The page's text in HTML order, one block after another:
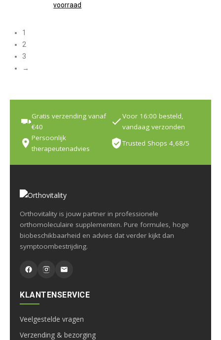
voorraad
1
2
3
→
Gratis verzending vanaf
€40
Voor 16:00 besteld,
vandaag verzonden
Persoonlijk
therapeutenadvies
Trusted Shops 4,68/5
Orthovitality is jouw partner in professionele
orthomoleculaire supplementen. Pure formules, hoge
biobeschikbaarheid en advies dat verder kijkt dan
symptoombestrijding.
KLANTENSERVICE
Veelgestelde vragen
Verzending & bezorging